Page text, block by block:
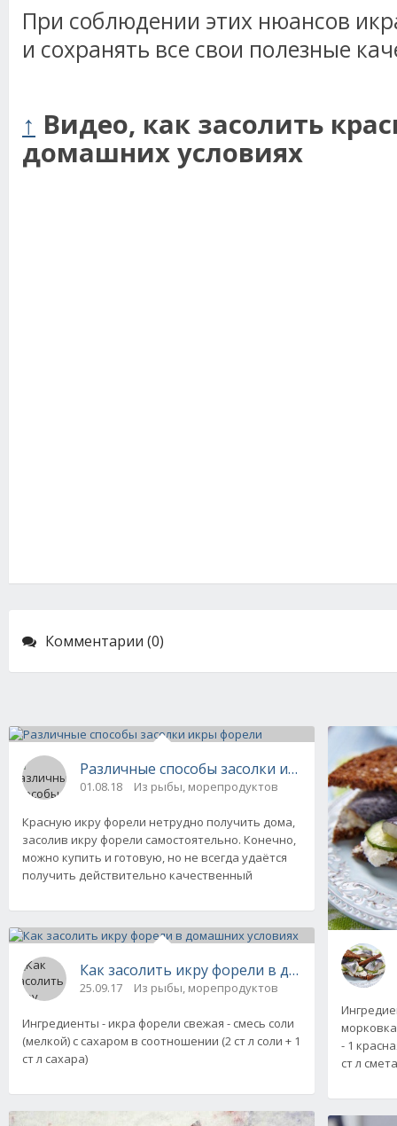
При соблюдении этих нюансов
и сохранять все свои полезные
↑ Видео, как засолить
домашних условиях
Комментарии (0)
Различные способы засолки икры форели
01.08.18 Из рыбы, морепродуктов
Красную икру форели нетрудно получить дома,
засолив икру форели самостоятельно. Конечно,
можно купить и готовую, но не всегда удаётся
получить действительно качественный
Как засолить икру форели в домашних
25.09.17 Из рыбы, морепродуктов
Ингредиенты - икра форели свежая - смесь соли
(мелкой) с сахаром в соотношении (2 ст л соли + 1
ст л сахара)
- 1
ст л